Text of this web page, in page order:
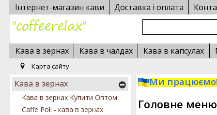
Інтернет-магазин кави Доставка і оплата
Кава в зернах Кава в чалдах Кава в капсулах
Карта сайту
Ми працюємо!
Головне меню
Кава в зернах
Кава в зернах Купити Оптом
Caffe Poli - кава в зернах